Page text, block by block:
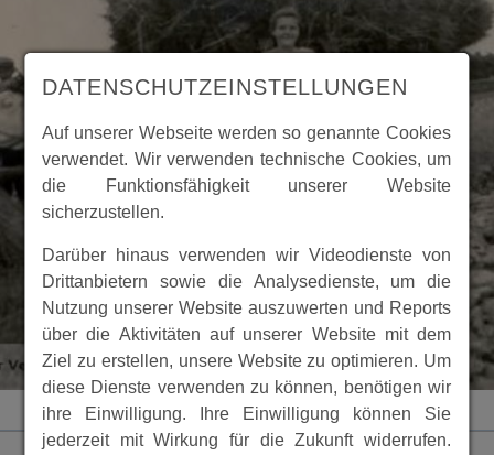
DATENSCHUTZEINSTELLUNGEN
Auf unserer Webseite werden so genannte Cookies
verwendet. Wir verwenden technische Cookies, um
die Funktionsfähigkeit unserer Website
sicherzustellen.
Darüber hinaus verwenden wir Videodienste von
Drittanbietern sowie die Analysedienste, um die
Nutzung unserer Website auszuwerten und Reports
über die Aktivitäten auf unserer Website mit dem
Ziel zu erstellen, unsere Website zu optimieren. Um
diese Dienste verwenden zu können, benötigen wir
ihre Einwilligung. Ihre Einwilligung können Sie
jederzeit mit Wirkung für die Zukunft widerrufen.